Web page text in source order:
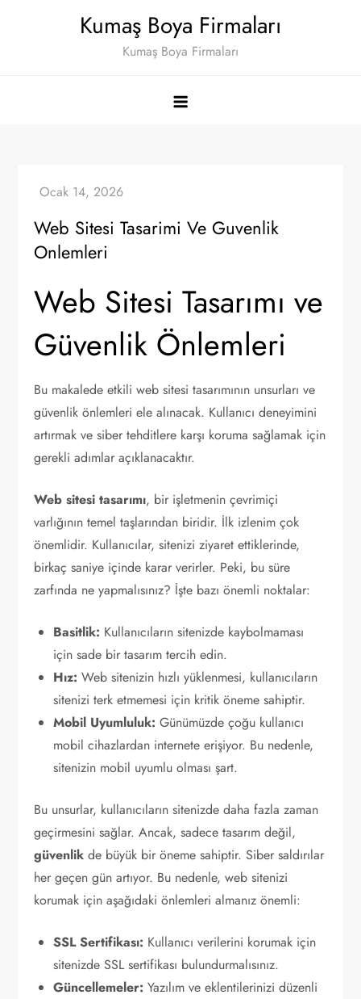
Kumaş Boya Firmaları
Kumaş Boya Firmaları
Web Sitesi Tasarimi Ve Guvenlik
Onlemleri
Web Sitesi Tasarımı ve
Güvenlik Önlemleri
Bu makalede etkili web sitesi tasarımının unsurları ve
güvenlik önlemleri ele alınacak. Kullanıcı deneyimini
artırmak ve siber tehditlere karşı koruma sağlamak için
gerekli adımlar açıklanacaktır.
Web sitesi tasarımı, bir işletmenin çevrimiçi
varlığının temel taşlarından biridir. İlk izlenim çok
önemlidir. Kullanıcılar, sitenizi ziyaret ettiklerinde,
birkaç saniye içinde karar verirler. Peki, bu süre
zarfında ne yapmalısınız? İşte bazı önemli noktalar:
Basitlik: Kullanıcıların sitenizde kaybolmaması
için sade bir tasarım tercih edin.
Hız: Web sitenizin hızlı yüklenmesi, kullanıcıların
sitenizi terk etmemesi için kritik öneme sahiptir.
Mobil Uyumluluk: Günümüzde çoğu kullanıcı
mobil cihazlardan internete erişiyor. Bu nedenle,
sitenizin mobil uyumlu olması şart.
Bu unsurlar, kullanıcıların sitenizde daha fazla zaman
geçirmesini sağlar. Ancak, sadece tasarım değil,
güvenlik de büyük bir öneme sahiptir. Siber saldırılar
her geçen gün artıyor. Bu nedenle, web sitenizi
korumak için aşağıdaki önlemleri almanız önemli:
SSL Sertifikası: Kullanıcı verilerini korumak için
sitenizde SSL sertifikası bulundurmalısınız.
Güncellemeler: Yazılım ve eklentilerinizi düzenli